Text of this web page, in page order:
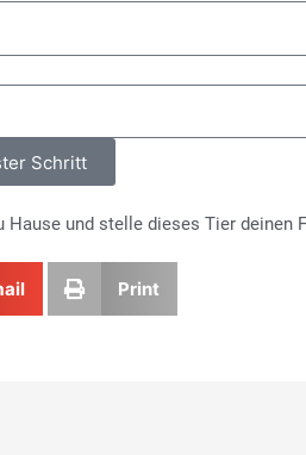
Schritt
und stelle dieses Tier deinen
Print